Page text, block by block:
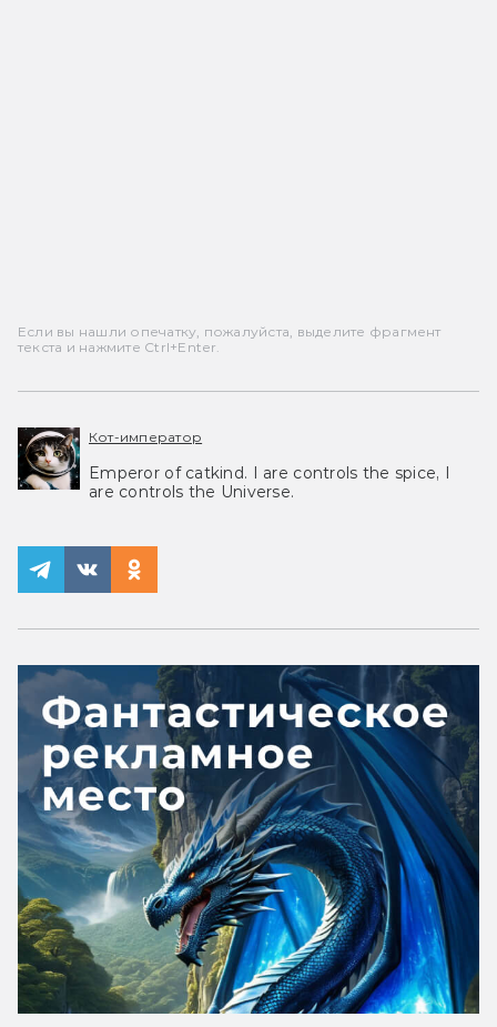
Если вы нашли опечатку, пожалуйста, выделите фрагмент
текста и нажмите Ctrl+Enter.
Кот-император
Emperor of catkind. I are controls the spice, I
are controls the Universe.